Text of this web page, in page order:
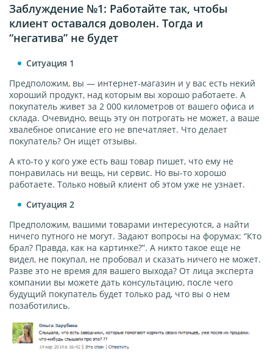
Заблуждение №1: Работайте так, чтобы
клиент оставался доволен. Тогда и
“негатива” не будет
Ситуация 1
Предположим, вы — интернет-магазин и у вас есть некий
хороший продукт, над которым вы хорошо работаете. А
покупатель живет за 2 000 километров от вашего офиса и
склада. Очевидно, вещь эту он потрогать не может, а ваше
хвалебное описание его не впечатляет. Что делает
покупатель? Он ищет отзывы.
А кто-то у кого уже есть ваш товар пишет, что ему не
понравилась ни вещь, ни сервис. Но вы-то хорошо
работаете. Только новый клиент об этом уже не узнает.
Ситуация 2
Предположим, вашими товарами интересуются, а найти
ничего путного не могут. Задают вопросы на форумах: “Кто
брал? Правда, как на картинке?”. А никто такое еще не
видел, не покупал, не пробовал и сказать ничего не может.
Разве это не время для вашего выхода? От лица эксперта
компании вы можете дать консультацию, после чего
будущий покупатель будет только рад, что вы о нем
позаботились.